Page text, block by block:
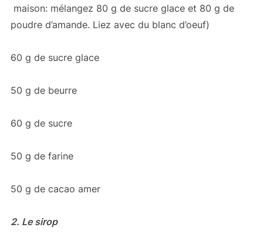
maison: mélangez 80 g de sucre glace et 80 g de
poudre d’amande. Liez avec du blanc d’oeuf)
60 g de sucre glace
50 g de beurre
60 g de sucre
50 g de farine
50 g de cacao amer
2. Le sirop